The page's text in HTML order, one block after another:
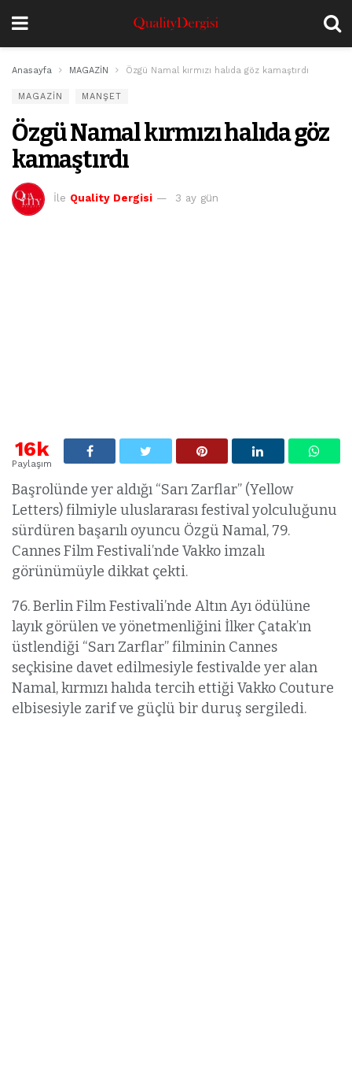
Anasayfa MAGAZİN Özgü Namal kırmızı halıda göz kamaştırdı
MAGAZİN MANŞET
Özgü Namal kırmızı halıda göz
kamaştırdı
İle Quality Dergisi 3 ay gün
16k
Paylaşım
Başrolünde yer aldığı “Sarı Zarflar” (Yellow
Letters) filmiyle uluslararası festival yolculuğunu
sürdüren başarılı oyuncu Özgü Namal, 79.
Cannes Film Festivali’nde Vakko imzalı
görünümüyle dikkat çekti.
76. Berlin Film Festivali’nde Altın Ayı ödülüne
layık görülen ve yönetmenliğini İlker Çatak’ın
üstlendiği “Sarı Zarflar” filminin Cannes
seçkisine davet edilmesiyle festivalde yer alan
Namal, kırmızı halıda tercih ettiği Vakko Couture
elbisesiyle zarif ve güçlü bir duruş sergiledi.